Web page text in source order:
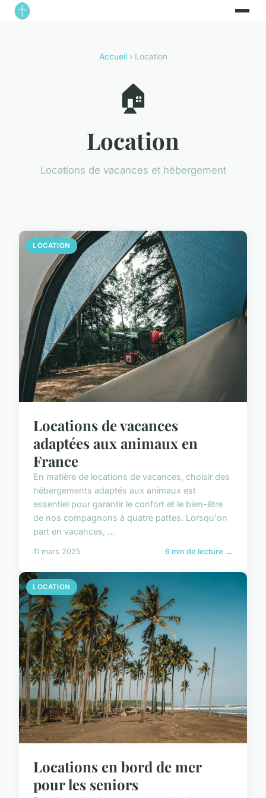
Accueil› Location
🏠
Location
Locations de vacances et hébergement
LOCATION
Locations de vacances
adaptées aux animaux en
France
En matière de locations de vacances, choisir des
hébergements adaptés aux animaux est
essentiel pour garantir le confort et le bien-être
de nos compagnons à quatre pattes. Lorsqu'on
part en vacances, ...
11 mars 2025 6 min de lecture →
LOCATION
Locations en bord de mer
pour les seniors